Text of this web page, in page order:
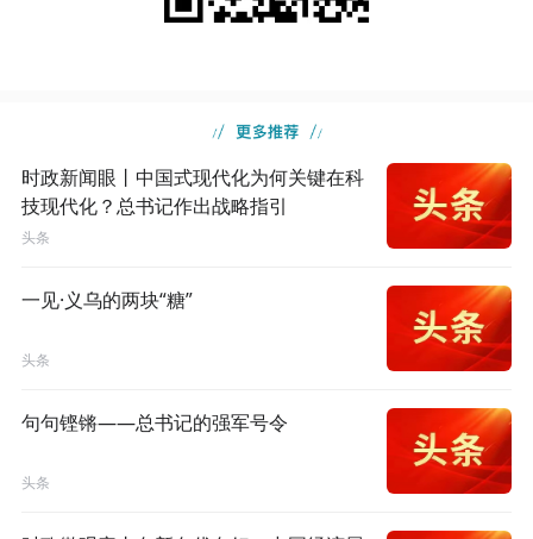
时政新闻眼丨中国式现代化为何关键在科
技现代化？总书记作出战略指引
头条
一见·义乌的两块“糖”
头条
句句铿锵——总书记的强军号令
头条